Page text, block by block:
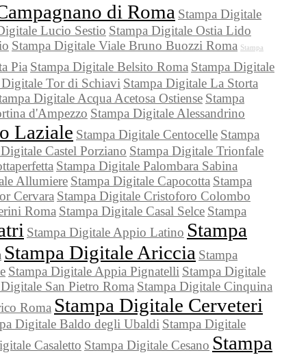
di Roma Stampa Digitale
Lucio Sestio Stampa Digitale Ostia Lido
Stampa Digitale Viale Bruno Buozzi Roma Stampa
Pia Stampa Digitale Belsito Roma Stampa Digitale
Digitale Tor di Schiavi Stampa Digitale La Storta
Digitale Acqua Acetosa Ostiense Stampa
d'Ampezzo Stampa Digitale Alessandrino
Laziale Stampa Digitale Centocelle Stampa
Castel Porziano Stampa Digitale Trionfale
Stampa Digitale Palombara Sabina
Allumiere Stampa Digitale Capocotta Stampa
Cervara Stampa Digitale Cristoforo Colombo
Roma Stampa Digitale Casal Selce Stampa
Stampa Digitale Appio Latino Stampa
Stampa Digitale Ariccia Stampa
Stampa Digitale Appia Pignatelli Stampa Digitale
San Pietro Roma Stampa Digitale Cinquina
Roma Stampa Digitale Cerveteri
Digitale Baldo degli Ubaldi Stampa Digitale
Casaletto Stampa Digitale Cesano Stampa